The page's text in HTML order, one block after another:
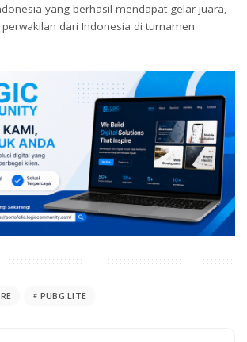
yang berhasil mendapat gelar juara,
dari Indonesia di turnamen
PUBG LITE